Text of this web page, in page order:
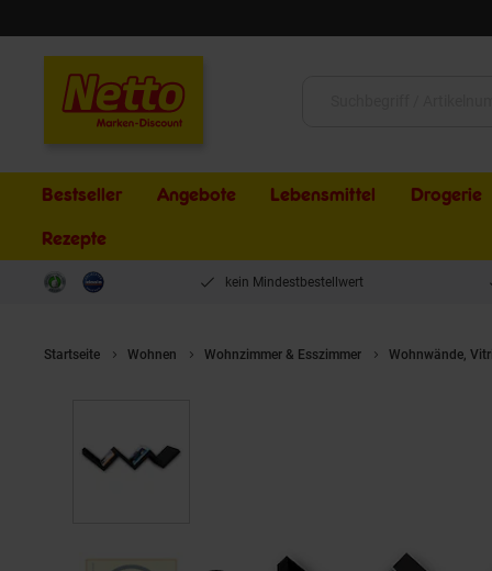
Bestseller Angebote Lebensmittel Drogerie
Rezepte
kein Mindestbestellwert
Startseite Wohnen Wohnzimmer & Esszimmer Wohnwände,